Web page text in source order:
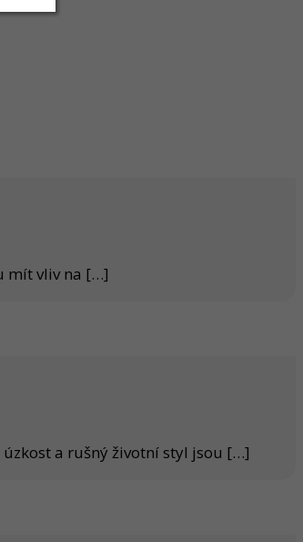
mít vliv na […]
a rušný životní styl jsou […]